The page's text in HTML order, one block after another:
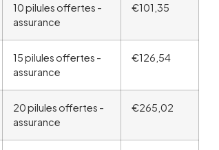
10 pilules offertes -
assurance
€101,35
15 pilules offertes -
assurance
€126,54
20 pilules offertes -
assurance
€265,02